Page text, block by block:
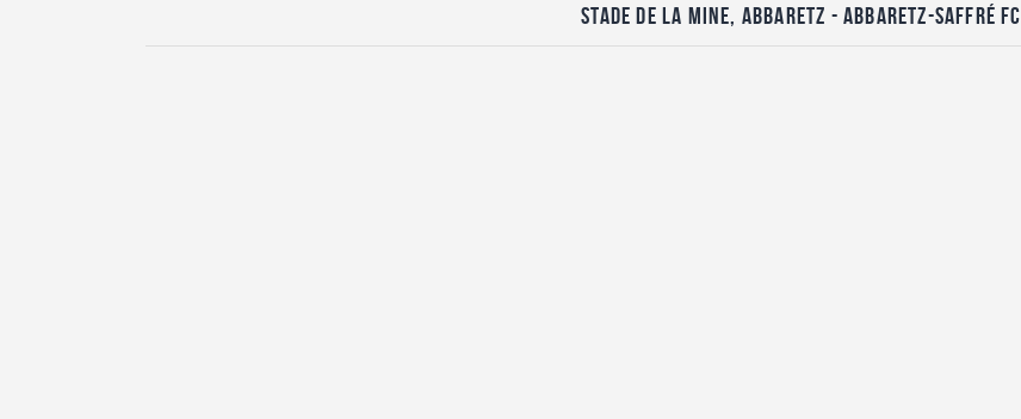
Stade de la Mine, Abbaretz - Abbaretz-Saffré FC